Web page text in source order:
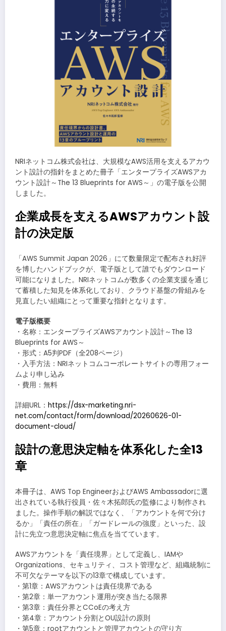
NRIネットコム株式会社は、大規模なAWS活用を支えるアカウ
ント設計の指針をまとめた冊子「エンタープライズAWSアカ
ウント設計～The 13 Blueprints for AWS～」の電子版を公開
しました。
企業成長を支えるAWSアカウント設
計の決定版
「AWS Summit Japan 2026」にて数量限定で配布され好評
を博したハンドブックが、電子版として誰でもダウンロード
可能になりました。NRIネットコムが数多くの企業支援を通じ
て蓄積した知見を体系化しており、クラウド基盤の骨組みを
見直したい組織にとって重要な指針となります。
電子版概要
・名称：エンタープライズAWSアカウント設計～The 13
Blueprints for AWS～
・形式：A5判PDF（全208ページ）
・入手方法：NRIネットコムコーポレートサイトの専用フォー
ムより申し込み
・費用：無料
詳細URL： https://dsx-marketing.nri-
net.com/contact/form/download/20260626-01-
document-cloud/
設計の意思決定軸を体系化した全13
章
本冊子は、AWS Top EngineerおよびAWS Ambassadorに選
出されている執行役員・佐々木拓郎氏の監修により制作され
ました。操作手順の解説ではなく、「アカウントを何で分け
るか」「責任の所在」「ガードレールの強度」といった、設
計に先立つ意思決定軸に焦点を当てています。
AWSアカウントを「責任境界」として定義し、IAMや
Organizations、セキュリティ、コスト管理など、組織統制に
不可欠なテーマを以下の13章で構成しています。
・第1章：AWSアカウントは責任境界である
・第2章：単一アカウント運用が突き当たる限界
・第3章：責任分界とCCoEの考え方
・第4章：アカウント分割とOU設計の原則
・第5章：rootアカウントと管理アカウントの守り方